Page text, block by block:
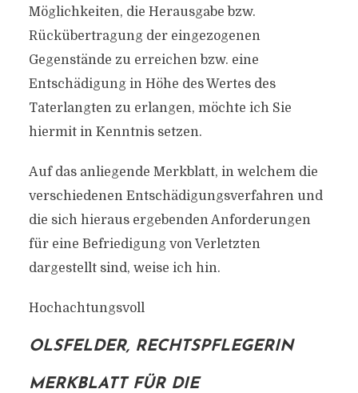
Möglichkeiten, die Herausgabe bzw.
Rückübertragung der eingezogenen
Gegenstände zu erreichen bzw. eine
Entschädigung in Höhe des Wertes des
Taterlangten zu erlangen, möchte ich Sie
hiermit in Kenntnis setzen.
Auf das anliegende Merkblatt, in welchem die
verschiedenen Entschädigungsverfahren und
die sich hieraus ergebenden Anforderungen
für eine Befriedigung von Verletzten
dargestellt sind, weise ich hin.
Hochachtungsvoll
OLSFELDER, RECHTSPFLEGERIN
MERKBLATT FÜR DIE